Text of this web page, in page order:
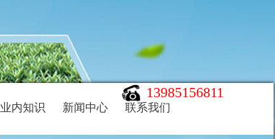
业内知识 新闻中心 联系我们
13985156811